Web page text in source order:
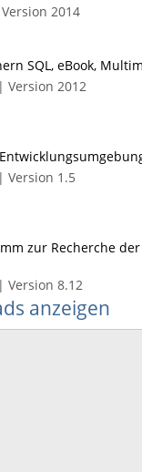
2014
SQL, eBook,
2012
1.5
zur Recherche
8.12
anzeigen